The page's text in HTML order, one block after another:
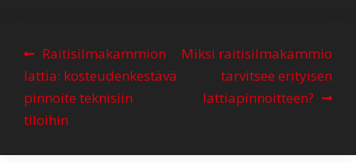
A
r
t
i
Raitisilmakammion
lattia: kosteudenkestävä
pinnoite teknisiin
tiloihin
Miksi raitisilmakammio
tarvitsee erityisen
lattiapinnoitteen?